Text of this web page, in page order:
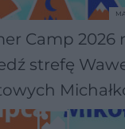
Camp 2026
strefę